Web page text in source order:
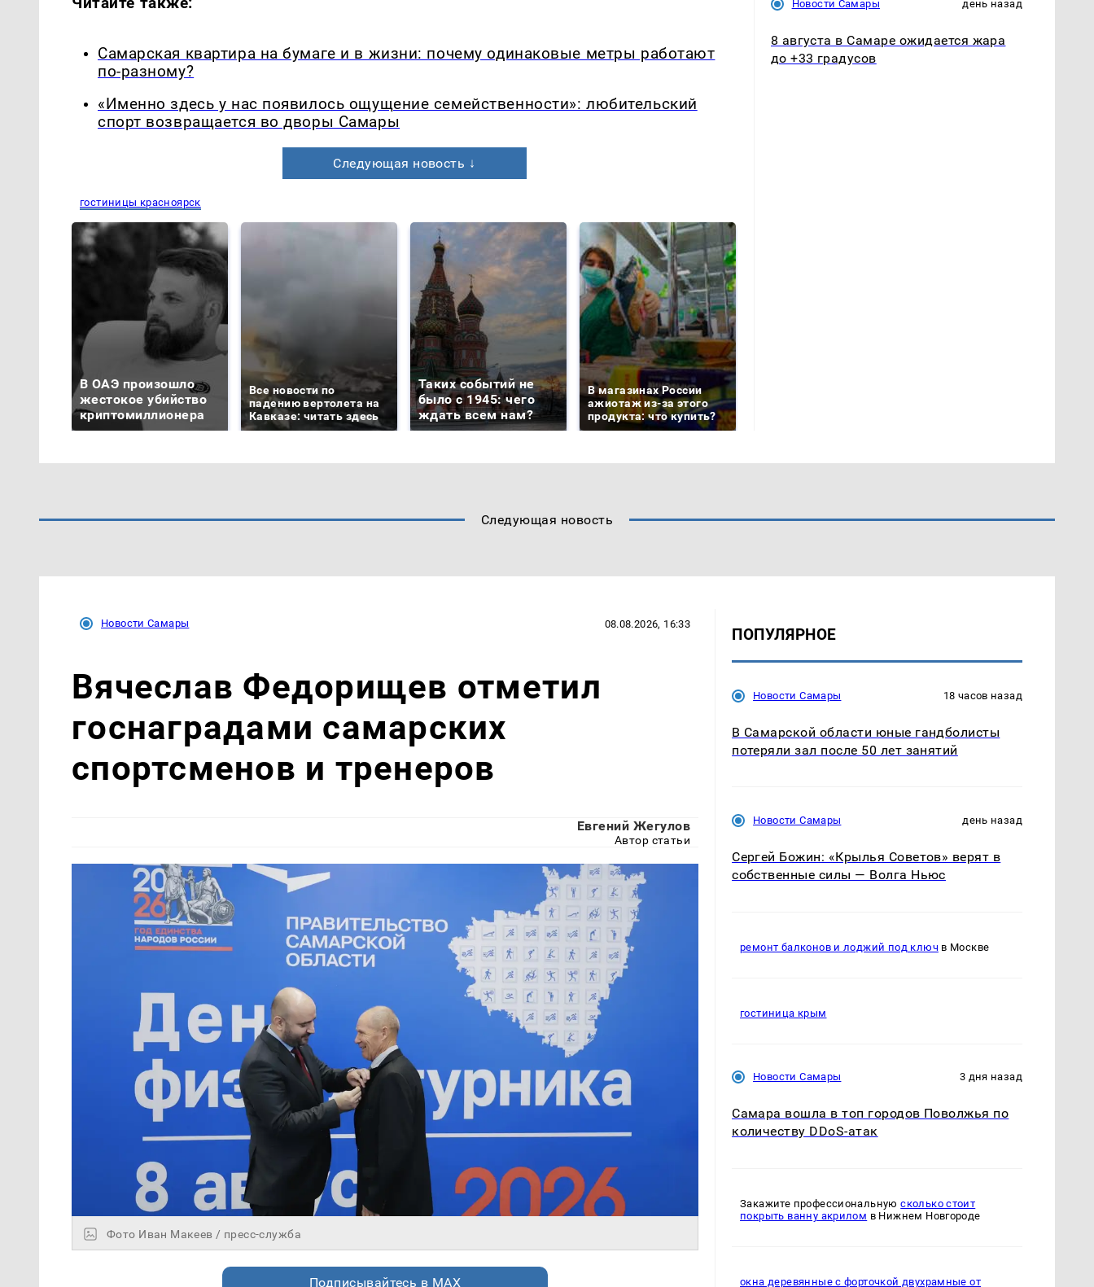
Самарская квартира на бумаге и в жизни: почему одинаковые метры работают
по-разному?
«Именно здесь у нас появилось ощущение семейственности»: любительский
спорт возвращается во дворы Самары
Следующая новость ↓
гостиницы красноярск
В ОАЭ произошло
жестокое убийство
криптомиллионера
Все новости по
падению вертолета на
Кавказе: читать здесь
Таких событий не
было с 1945: чего
ждать всем нам?
В магазинах России
ажиотаж из-за этого
продукта: что купить?
Новости Самары день назад
8 августа в Самаре ожидается жара
до +33 градусов
Следующая новость
Новости Самары 08.08.2026, 16:33
Вячеслав Федорищев отметил
госнаградами самарских
спортсменов и тренеров
Евгений Жегулов
Автор статьи
Фото Иван Макеев / пресс-служба
Подписывайтесь в MAX
ПОПУЛЯРНОЕ
Новости Самары 18 часов назад
В Самарской области юные гандболисты
потеряли зал после 50 лет занятий
Новости Самары день назад
Сергей Божин: «Крылья Советов» верят в
собственные силы — Волга Ньюс
ремонт балконов и лоджий под ключ в Москве
гостиница крым
Новости Самары 3 дня назад
Самара вошла в топ городов Поволжья по
количеству DDoS-атак
Закажите профессиональнуюсколько стоит
покрыть ванну акрилом в Нижнем Новгороде
окна деревянные с форточкой двухрамные от